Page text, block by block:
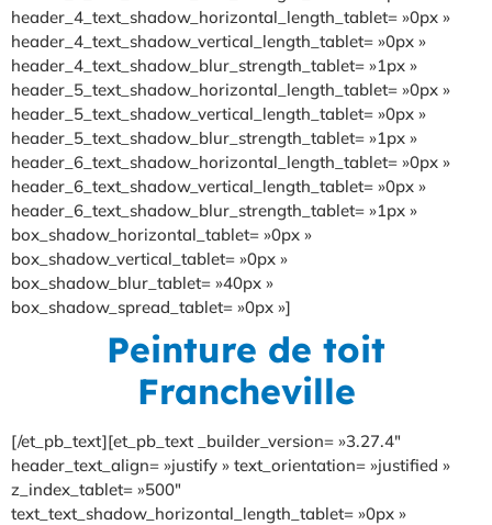
header_4_text_shadow_horizontal_length_tablet= »0px »
header_4_text_shadow_vertical_length_tablet= »0px »
header_4_text_shadow_blur_strength_tablet= »1px »
header_5_text_shadow_horizontal_length_tablet= »0px »
header_5_text_shadow_vertical_length_tablet= »0px »
header_5_text_shadow_blur_strength_tablet= »1px »
header_6_text_shadow_horizontal_length_tablet= »0px »
header_6_text_shadow_vertical_length_tablet= »0px »
header_6_text_shadow_blur_strength_tablet= »1px »
box_shadow_horizontal_tablet= »0px »
box_shadow_vertical_tablet= »0px »
box_shadow_blur_tablet= »40px »
box_shadow_spread_tablet= »0px »]
Peinture de toit
Francheville
[/et_pb_text][et_pb_text _builder_version= »3.27.4″
header_text_align= »justify » text_orientation= »justified »
z_index_tablet= »500″
text_text_shadow_horizontal_length_tablet= »0px »